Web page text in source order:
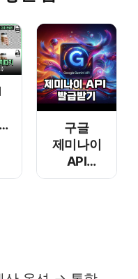
구글
제미나이
API
발급하기